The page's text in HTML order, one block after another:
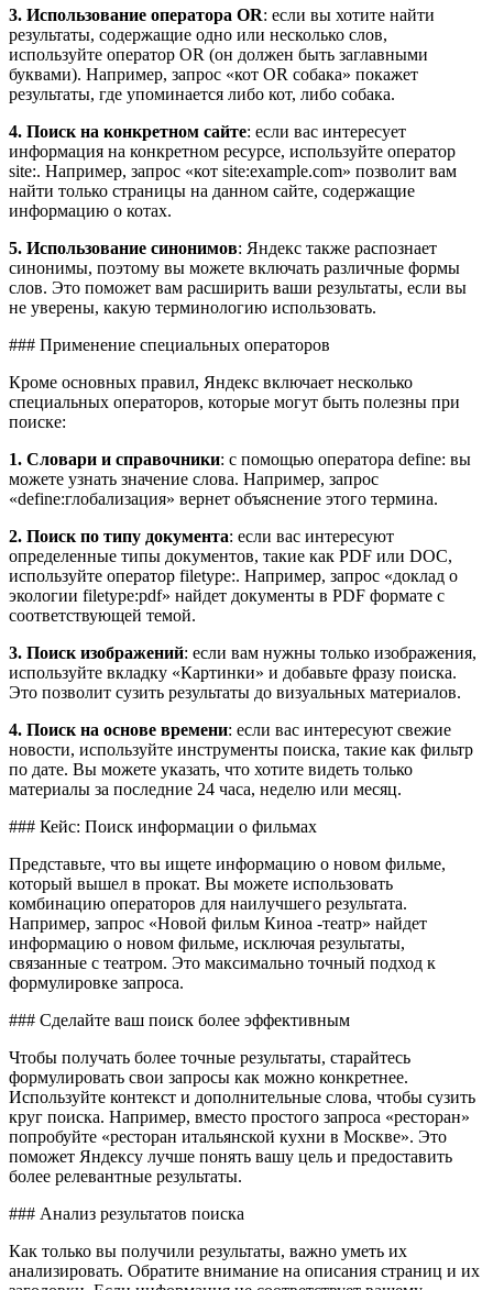
3. Использование оператора OR: если вы хотите найти
результаты, содержащие одно или несколько слов,
используйте оператор OR (он должен быть заглавными
буквами). Например, запрос «кот OR собака» покажет
результаты, где упоминается либо кот, либо собака.
4. Поиск на конкретном сайте: если вас интересует
информация на конкретном ресурсе, используйте оператор
site:. Например, запрос «кот site:example.com» позволит вам
найти только страницы на данном сайте, содержащие
информацию о котах.
5. Использование синонимов: Яндекс также распознает
синонимы, поэтому вы можете включать различные формы
слов. Это поможет вам расширить ваши результаты, если вы
не уверены, какую терминологию использовать.
### Применение специальных операторов
Кроме основных правил, Яндекс включает несколько
специальных операторов, которые могут быть полезны при
поиске:
1. Словари и справочники: с помощью оператора define: вы
можете узнать значение слова. Например, запрос
«define:глобализация» вернет объяснение этого термина.
2. Поиск по типу документа: если вас интересуют
определенные типы документов, такие как PDF или DOC,
используйте оператор filetype:. Например, запрос «доклад о
экологии filetype:pdf» найдет документы в PDF формате с
соответствующей темой.
3. Поиск изображений: если вам нужны только изображения,
используйте вкладку «Картинки» и добавьте фразу поиска.
Это позволит сузить результаты до визуальных материалов.
4. Поиск на основе времени: если вас интересуют свежие
новости, используйте инструменты поиска, такие как фильтр
по дате. Вы можете указать, что хотите видеть только
материалы за последние 24 часа, неделю или месяц.
### Кейс: Поиск информации о фильмах
Представьте, что вы ищете информацию о новом фильме,
который вышел в прокат. Вы можете использовать
комбинацию операторов для наилучшего результата.
Например, запрос «Новой фильм Киноа -театр» найдет
информацию о новом фильме, исключая результаты,
связанные с театром. Это максимально точный подход к
формулировке запроса.
### Сделайте ваш поиск более эффективным
Чтобы получать более точные результаты, старайтесь
формулировать свои запросы как можно конкретнее.
Используйте контекст и дополнительные слова, чтобы сузить
круг поиска. Например, вместо простого запроса «ресторан»
попробуйте «ресторан итальянской кухни в Москве». Это
поможет Яндексу лучше понять вашу цель и предоставить
более релевантные результаты.
### Анализ результатов поиска
Как только вы получили результаты, важно уметь их
анализировать. Обратите внимание на описания страниц и их